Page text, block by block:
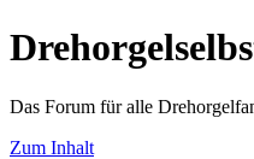
Das Forum für alle
Zum Inhalt